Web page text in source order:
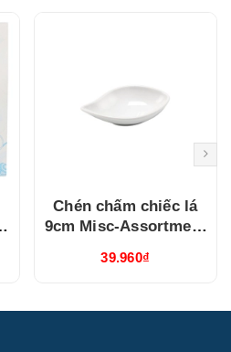
Chén chấm chiếc lá
9cm Misc-Assortment
(640916000)
39.960₫